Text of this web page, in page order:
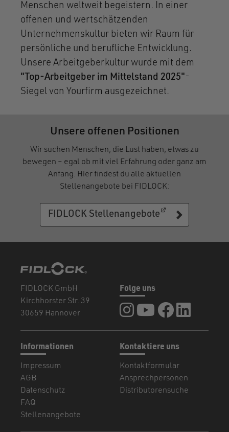
Menschen weltweit begeistern. In einer
offenen und wertschätzenden
Unternehmenskultur bieten wir Raum für
persönliche und berufliche Entwicklung.
Unsere Arbeitgeberkultur wurde mit dem
"Top-Arbeitgeber im Mittelstand 2025"-
Siegel von Yourfirm ausgezeichnet.
Unsere offenen Positionen
Wir suchen Menschen, die Lust haben, etwas zu
bewegen – egal ob mit viel Erfahrung oder ganz am
Anfang. Hier findest du alle aktuellen
Stellenangebote bei FIDLOCK:
FIDLOCK Stellenangebote(öffnet in
(öffnet in
FIDLOCK GmbH
Kirchhorster Str. 39
30659 Hannover
Kontaktiere uns
Kontaktformular
Ansprechpersonen
Distributorensuche
Informationen
Impressum
AGB
Datenschutz
FAQ
Stellenangebote
Folge uns
FIDLOCK auf Instagram
FIDLOCK auf
FIDLOCK auf